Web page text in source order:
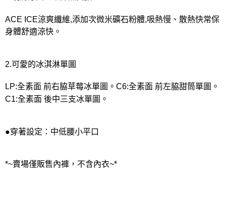
ACE ICE涼爽纖維,添加次微米礦石粉體,吸熱慢、散熱快常保
身體舒適涼快。
2.可愛的冰淇淋單圖
LP:全素面 前右脇草莓冰單圖。C6:全素面 前左脇甜筒單圖。
C1:全素面 後中三支冰單圖。
●穿著設定：中低腰小平口
*~賣場僅販售內褲，不含內衣~*